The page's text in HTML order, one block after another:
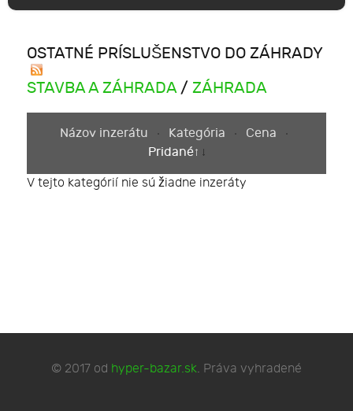
OSTATNÉ PRÍSLUŠENSTVO DO ZÁHRADY
STAVBA A ZÁHRADA/ ZÁHRADA
Názov inzerátu Kategória
Cena
Pridané
V tejto kategórií nie sú žiadne inzeráty
© 2017 od hyper-bazar.sk. Práva vyhradené